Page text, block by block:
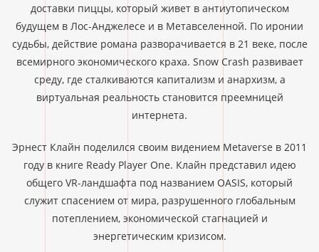
доставки пиццы, который живет в антиутопическом
будущем в Лос-Анджелесе и в Метавселенной. По иронии
судьбы, действие романа разворачивается в 21 веке, после
всемирного экономического краха. Snow Crash развивает
среду, где сталкиваются капитализм и анархизм, а
виртуальная реальность становится преемницей
интернета.
Эрнест Клайн поделился своим видением Metaverse в 2011
году в книге Ready Player One. Клайн представил идею
общего VR-ландшафта под названием OASIS, который
служит спасением от мира, разрушенного глобальным
потеплением, экономической стагнацией и
энергетическим кризисом.